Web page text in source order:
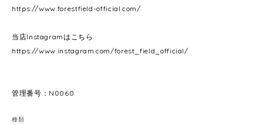
https://www.forestfield-official.com/
当店Instagramはこちら
https://www.instagram.com/forest_field_official/
管理番号：N0060
種類